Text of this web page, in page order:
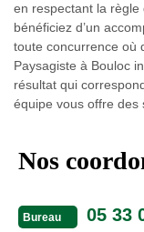
en respectant la règle
bénéficiez d’un
toute concurrence où
Paysagiste à Bouloc
résultat qui
équipe vous offre des
Nos
Bureau 05 33